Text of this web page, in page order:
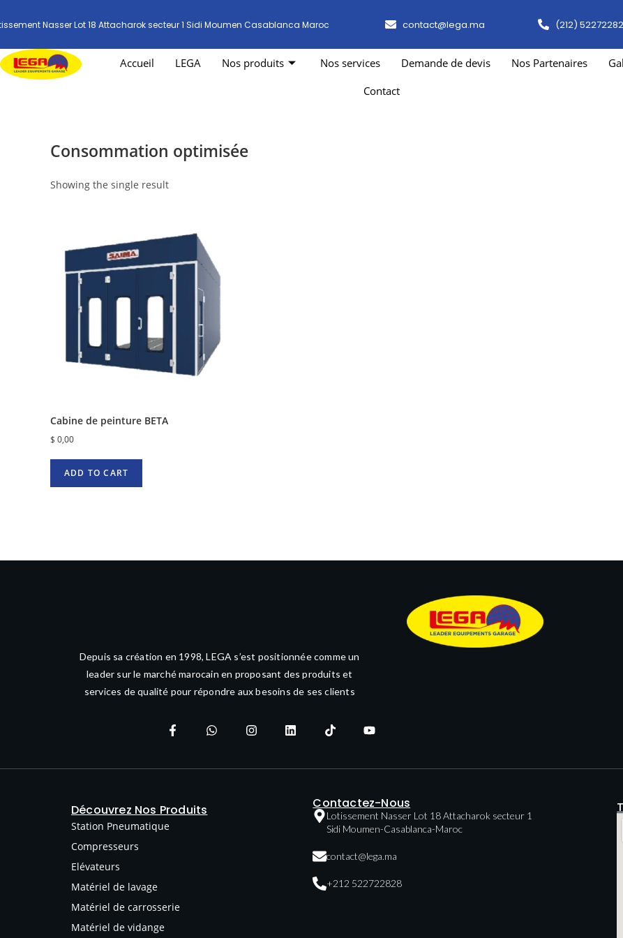
Nasser Lot 18 Attacharok secteur 1 Sidi Moumen Casablanca Maroc contact@lega.ma (212)
Accueil LEGA Nos produits Nos services Demande de devis Nos Partenaires
Contact
Consommation optimisée
Showing the single result
Cabine de peinture BETA
$ 0,00
ADD TO CART
Depuis sa création en 1998, LEGA s’est positionnée comme un
leader sur le marché marocain en proposant des produits et
services de qualité pour répondre aux besoins de ses clients
Découvrez Nos Produits
Station Pneumatique
Compresseurs
Elévateurs
Matériel de lavage
Matériel de carrosserie
Matériel de vidange
Contactez-Nous
Lotissement Nasser Lot 18 Attacharok secteur 1
Sidi Moumen-Casablanca-Maroc
contact@lega.ma
+212 522722828